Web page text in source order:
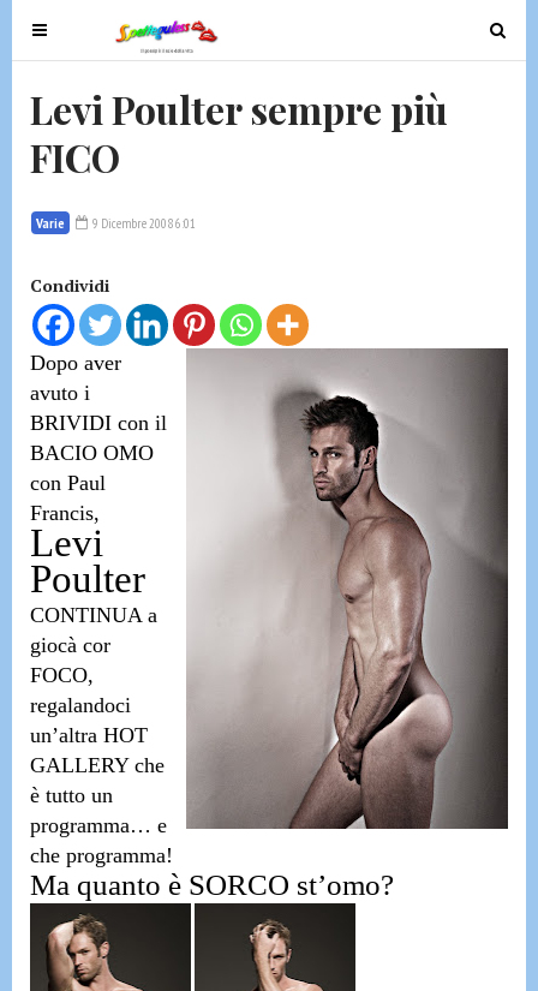
T
o
l
e
a
i
g
a
t
i
o
n
T
o
a
Levi Poulter sempre più
FICO
Varie 9 Dicembre 2008 6:01
Condividi
Dopo aver
avuto i
BRIVIDI con il
BACIO OMO
con Paul
Francis,
Levi
Poulter
CONTINUA a
giocà cor
FOCO,
regalandoci
un’altra HOT
GALLERY che
è tutto un
programma… e
che programma!
Ma quanto è SORCO st’omo?